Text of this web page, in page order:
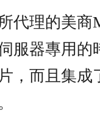
代理的美
服器專用的
，而且集